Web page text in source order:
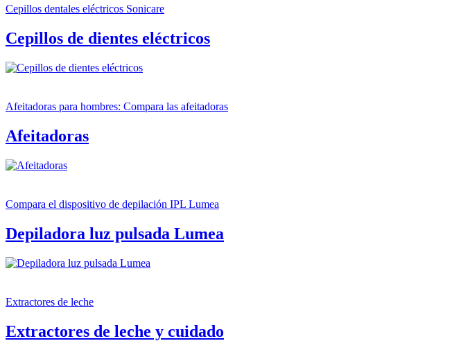
Cepillos dentales eléctricos Sonicare
Cepillos de dientes eléctricos
Afeitadoras para hombres: Compara las afeitadoras
Afeitadoras
Compara el dispositivo de depilación IPL Lumea
Depiladora luz pulsada Lumea
Extractores de leche
Extractores de leche y cuidado